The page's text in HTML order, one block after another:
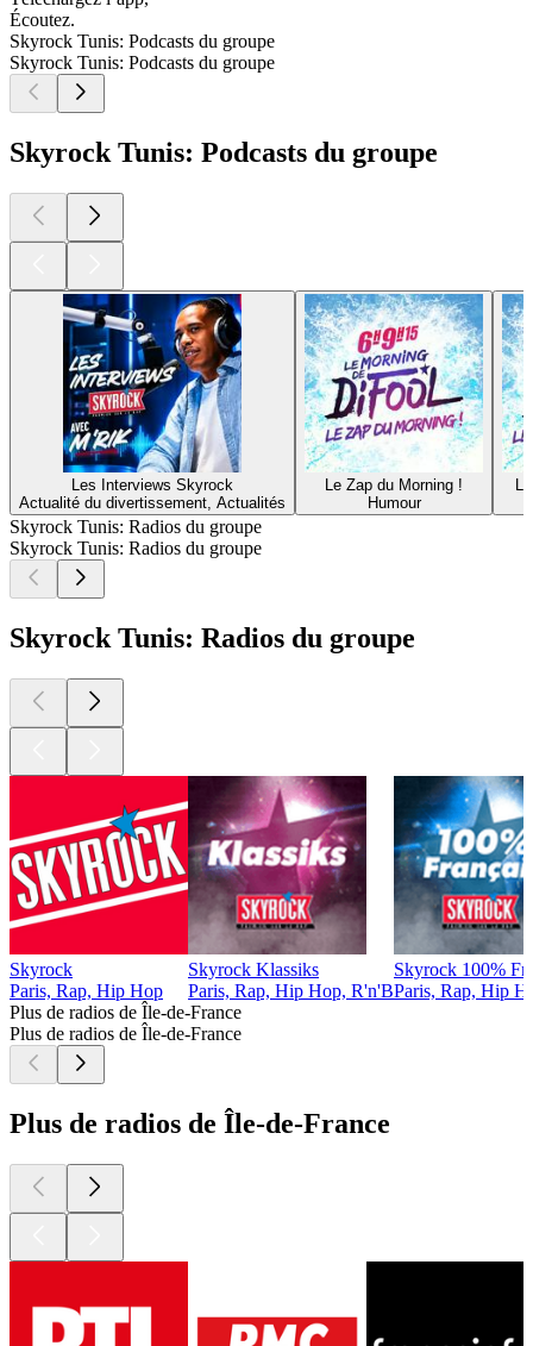
Écoutez.
Skyrock Tunis: Podcasts du groupe
Skyrock Tunis: Podcasts du groupe
Skyrock Tunis: Podcasts du groupe
Les Interviews Skyrock
Actualité du divertissement, Actualités
Le Zap du Morning !
Humour
Skyrock Tunis: Radios du groupe
Skyrock Tunis: Radios du groupe
Skyrock Tunis: Radios du groupe
Skyrock
Paris, Rap, Hip Hop
Skyrock Klassiks
Paris, Rap, Hip Hop, R'n'B
Skyrock 100%
Paris, Rap, Hip
Plus de radios de Île-de-France
Plus de radios de Île-de-France
Plus de radios de Île-de-France